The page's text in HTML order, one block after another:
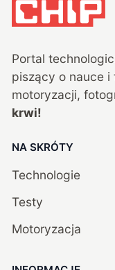
Portal
piszący o nauce
motoryzacji,
krwi!
NA SKRÓTY
Technologie
Testy
Motoryzacja